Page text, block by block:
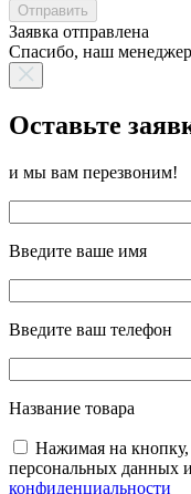
Отправить
Заявка отправлена
Спасибо, наш
Оставьте
и мы вам перезвоним!
Введите ваше имя
Введите ваш телефон
Название товара
Нажимая на кнопку,
персональных данных
конфиденциальности